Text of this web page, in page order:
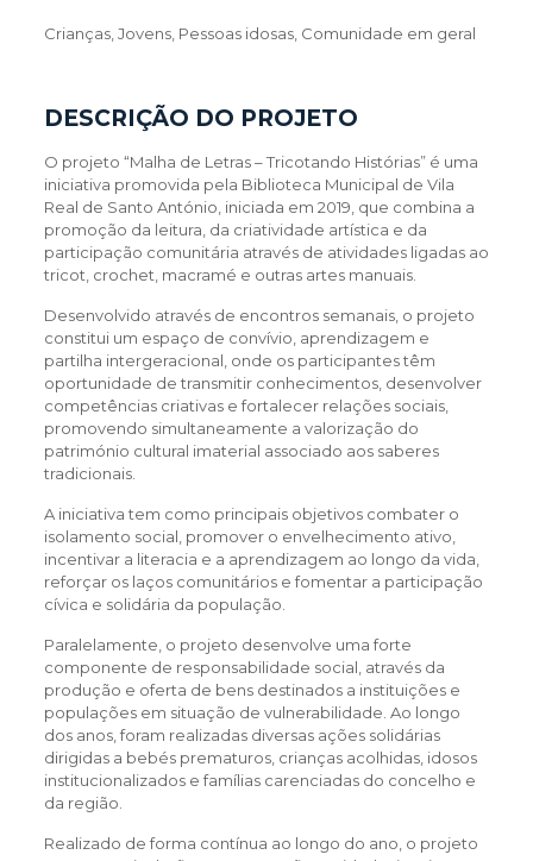
Crianças, Jovens, Pessoas idosas, Comunidade em geral
DESCRIÇÃO DO PROJETO
O projeto “Malha de Letras – Tricotando Histórias” é uma
iniciativa promovida pela Biblioteca Municipal de Vila
Real de Santo António, iniciada em 2019, que combina a
promoção da leitura, da criatividade artística e da
participação comunitária através de atividades ligadas ao
tricot, crochet, macramé e outras artes manuais.
Desenvolvido através de encontros semanais, o projeto
constitui um espaço de convívio, aprendizagem e
partilha intergeracional, onde os participantes têm
oportunidade de transmitir conhecimentos, desenvolver
competências criativas e fortalecer relações sociais,
promovendo simultaneamente a valorização do
património cultural imaterial associado aos saberes
tradicionais.
A iniciativa tem como principais objetivos combater o
isolamento social, promover o envelhecimento ativo,
incentivar a literacia e a aprendizagem ao longo da vida,
reforçar os laços comunitários e fomentar a participação
cívica e solidária da população.
Paralelamente, o projeto desenvolve uma forte
componente de responsabilidade social, através da
produção e oferta de bens destinados a instituições e
populações em situação de vulnerabilidade. Ao longo
dos anos, foram realizadas diversas ações solidárias
dirigidas a bebés prematuros, crianças acolhidas, idosos
institucionalizados e famílias carenciadas do concelho e
da região.
Realizado de forma contínua ao longo do ano, o projeto